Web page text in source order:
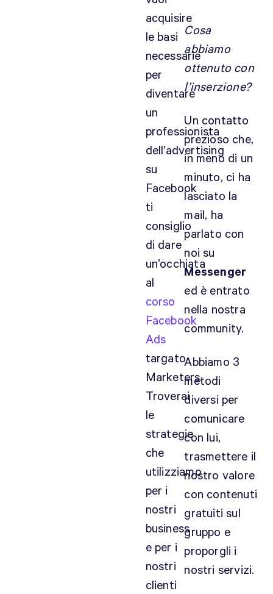
acquisire
le basi
necessarie
per
diventare
un
professionista
dell’advertising
su
Facebook
ti
consiglio
di dare
un’occhiata
al
corso
Facebook
Ads
targato
Marketers.
Troverai
le
strategie
che
utilizziamo
per i
nostri
business
e per i
nostri
clienti
Cosa
abbiamo
ottenuto con
l’inserzione?
Un contatto
prezioso che,
in meno di un
minuto, ci ha
lasciato la
mail, ha
parlato con
noi su
Messenger
ed è entrato
nella nostra
community.
Abbiamo 3
metodi
diversi per
comunicare
con lui,
trasmettere il
nostro valore
con contenuti
gratuiti sul
gruppo e
proporgli i
nostri servizi.